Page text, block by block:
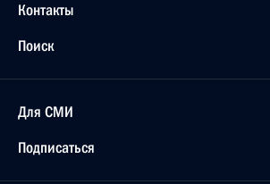
Контакты
Поиск
Для СМИ
Подписаться